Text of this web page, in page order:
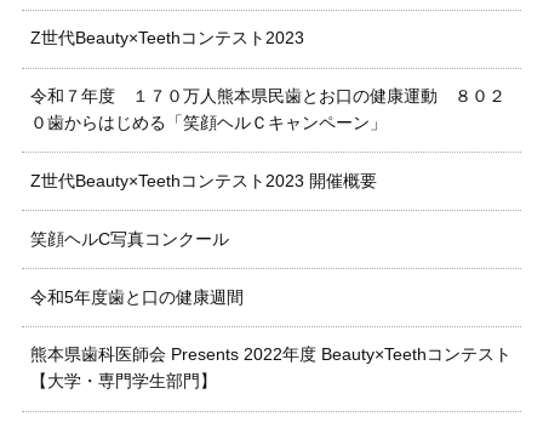
Z世代Beauty×Teethコンテスト2023
令和７年度 １７０万人熊本県民歯とお口の健康運動 ８０２
０歯からはじめる「笑顔ヘルＣキャンペーン」
Z世代Beauty×Teethコンテスト2023 開催概要
笑顔ヘルC写真コンクール
令和5年度歯と口の健康週間
熊本県歯科医師会 Presents 2022年度 Beauty×Teethコンテスト
【大学・専門学生部門】